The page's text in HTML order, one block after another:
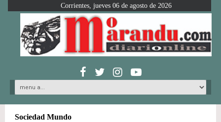
Corrientes, jueves 06 de agosto de 2026
Sociedad Mundo